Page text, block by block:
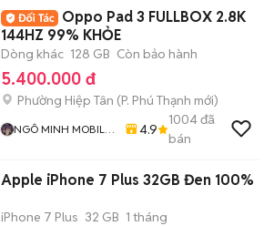
Oppo Pad 3 FULLBOX 2.8K
144HZ 99% KHỎE
Dòng khác 128 GB Còn bảo hành
5.400.000 đ
Phường Hiệp Tân (P. Phú Thạnh mới)
NGÔ MINH MOBILE
4.9
1004đã
bán
Apple iPhone 7 Plus 32GB Đen 100%
iPhone 7 Plus 32 GB 1 tháng